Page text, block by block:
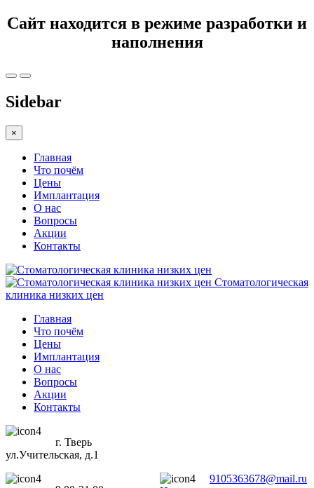
Сайт находится в режиме разработки и
наполнения
Sidebar
×
Главная
Что почём
Цены
Имплантация
О нас
Вопросы
Акции
Контакты
Стоматологическая
клиника низких цен
Главная
Что почём
Цены
Имплантация
О нас
Вопросы
Акции
Контакты
г. Тверь
ул.Учительская, д.1
9105363678@mail.ru